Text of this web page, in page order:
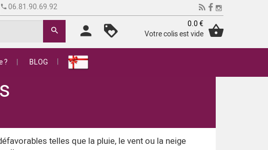
06.81.90.69.92
0.0 €
Votre colis est vide
? BLOG
telles que la pluie, le vent ou la neige